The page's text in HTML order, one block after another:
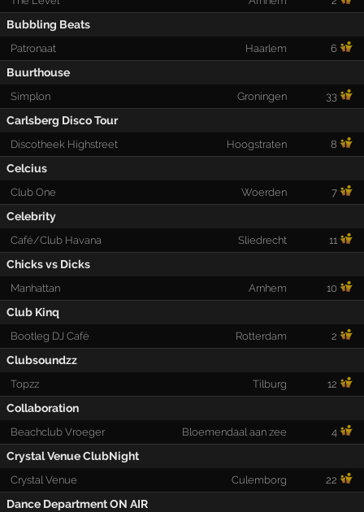
Bubbling Beats
Patronaat Haarlem 6
Buurthouse
Simplon Groningen 33
Carlsberg Disco Tour
Discotheek Highstreet Hoogstraten 8
Celcius
Club One Woerden 7
Celebrity
Café/Club Havana Sliedrecht 11
Chicks vs Dicks
Manhattan Arnhem 10
Club Kinq
Bootleg DJ Café Rotterdam 2
Clubsoundzz
Topzz Tilburg 12
Collaboration
Beachclub Vroeger Bloemendaal aan zee 4
Crystal Venue ClubNight
Crystal Venue Culemborg 22
Dance Department ON AIR